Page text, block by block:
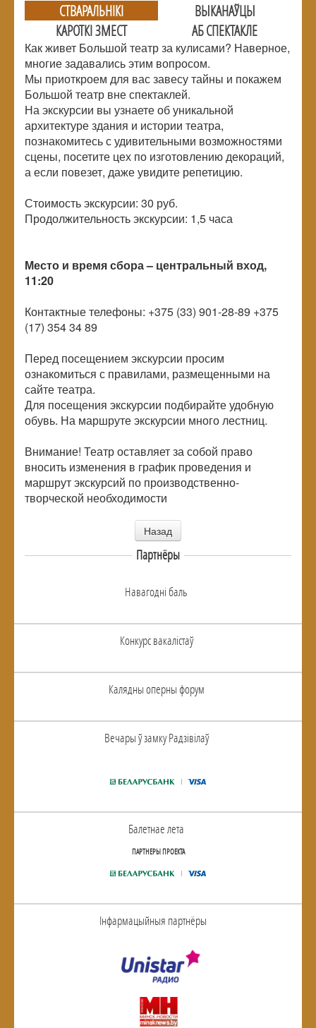
СТВАРАЛЬНIКI
ВЫКАНАЎЦЫ
КАРОТКІ ЗМЕСТ
АБ СПЕКТАКЛЕ
Как живет Большой театр за кулисами? Наверное,
многие задавались этим вопросом.
Мы приоткроем для вас завесу тайны и покажем
Большой театр вне спектаклей.
На экскурсии вы узнаете об уникальной
архитектуре здания и истории театра,
познакомитесь с удивительными возможностями
сцены, посетите цех по изготовлению декораций,
а если повезет, даже увидите репетицию.
Стоимость экскурсии: 30 руб.
Продолжительность экскурсии: 1,5 часа
Место и время сбора – центральный вход,
11:20
Контактные телефоны: +375 (33) 901-28-89 +375
(17) 354 34 89
Перед посещением экскурсии просим
ознакомиться с правилами, размещенными на
сайте театра.
Для посещения экскурсии подбирайте удобную
обувь. На маршруте экскурсии много лестниц.
Внимание! Театр оставляет за собой право
вносить изменения в график проведения и
маршрут экскурсий по производственно-
творческой необходимости
Назад
Партнёры
Навагоднi баль
Конкурс вакалiстаў
Калядны оперны форум
Вечары ў замку Радзiвiлаў
Балетнае лета
ПАРТНЕРЫ ПРОЕКТА
Інфармацыйныя партнёры